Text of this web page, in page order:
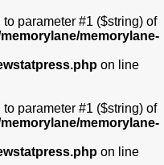
parameter #1 ($string) of
memorylane-
on line
parameter #1 ($string) of
memorylane-
on line